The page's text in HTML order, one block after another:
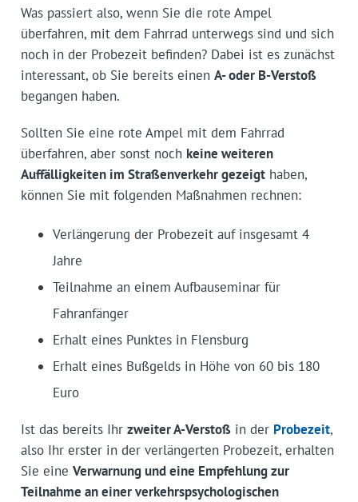
Was passiert also, wenn Sie die rote Ampel
überfahren, mit dem Fahrrad unterwegs sind und sich
noch in der Probezeit befinden? Dabei ist es zunächst
interessant, ob Sie bereits einen A- oder B-Verstoß
begangen haben.
Sollten Sie eine rote Ampel mit dem Fahrrad
überfahren, aber sonst noch keine weiteren
Auffälligkeiten im Straßenverkehr gezeigthaben,
können Sie mit folgenden Maßnahmen rechnen:
Verlängerung der Probezeit auf insgesamt 4
Jahre
Teilnahme an einem Aufbauseminar für
Fahranfänger
Erhalt eines Punktes in Flensburg
Erhalt eines Bußgelds in Höhe von 60 bis 180
Euro
Ist das bereits Ihr zweiter A-Verstoßin der Probezeit,
also Ihr erster in der verlängerten Probezeit, erhalten
Sie eine Verwarnung und eine Empfehlung zur
Teilnahme an einer verkehrspsychologischen